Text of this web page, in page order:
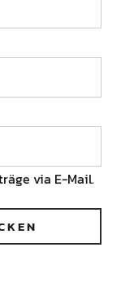
via E-Mail.